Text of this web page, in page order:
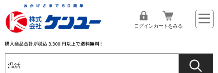
ログインカートをみる